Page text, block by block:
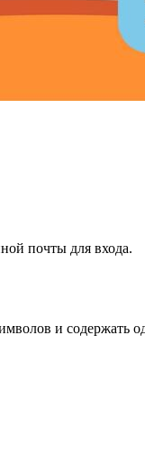
почты для входа.
и